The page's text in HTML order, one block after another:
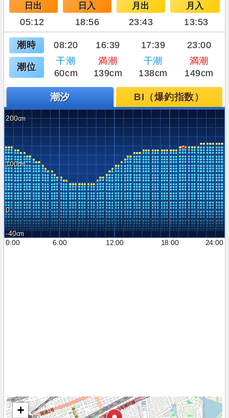
日出 日入 月出 月入
05:12 18:56 23:43 13:53
潮時 08:20 16:39 17:39 23:00
潮位
干潮 満潮 干潮
満潮
60cm
139cm 138cm 149cm
潮汐 BI（爆釣指数）
200
100
0
-40
0:00
6:00 12:00 18:00 24:00
+